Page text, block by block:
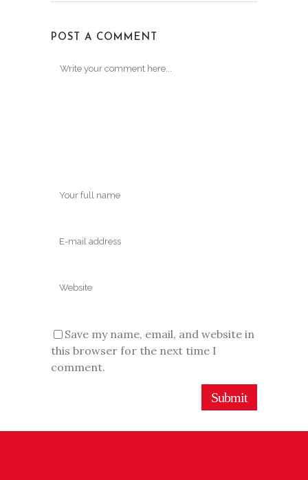
POST A COMMENT
Save my name, email, and website in
this browser for the next time I
comment.